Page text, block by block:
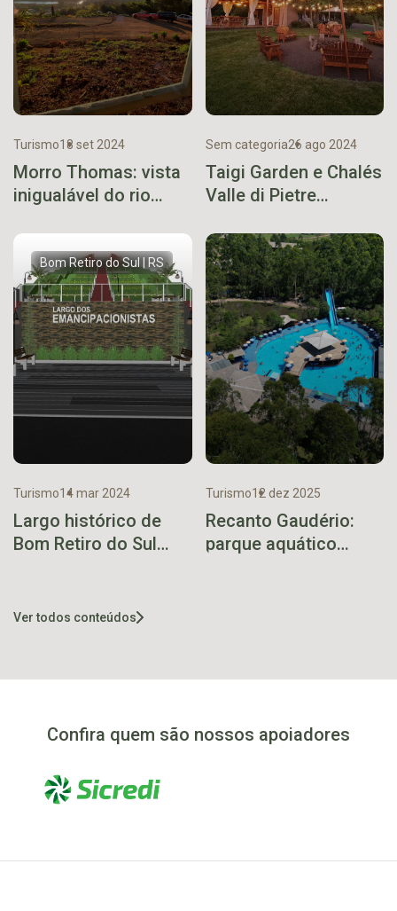
Turismo18 set 2024
Morro Thomas: vista
inigualável do rio
Sem categoria26 ago 2024
Taigi Garden e Chalés
Valle di Pietre
Bom Retiro do Sul | RS
Turismo14 mar 2024
Largo histórico de
Bom Retiro do Sul
Turismo12 dez 2025
Recanto Gaudério:
parque aquático
Ver todos conteúdos
Confira quem são nossos apoiadores